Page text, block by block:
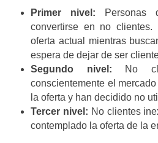
Primer nivel: Personas
convertirse en no clientes.
oferta actual mientras
espera de dejar de ser
Segundo nivel: No
conscientemente el
la oferta y han decidido no
Tercer nivel: No clientes
contemplado la oferta de la